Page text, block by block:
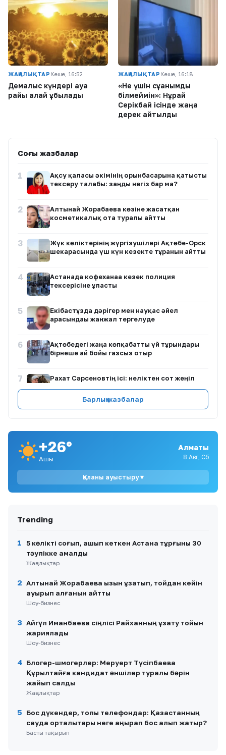
ЖАҢАЛЫҚТАР Кеше, 16:52
Демалыс күндері ауа
райы қалай құбылады
ЖАҢАЛЫҚТАР Кеше, 16:18
«Не үшін сұққанымды
білмеймін»: Нұрай
Серікбай ісінде жаңа
дерек айтылды
Соңғы жазбалар
1
Ақсу қаласы әкімінің орынбасарына қатысты
тексеру талабы: заңды негіз бар ма?
2
Алтынай Жорабаева көзіне жасатқан
косметикалық ота туралы айтты
3
Жүк көліктерінің жүргізушілері Ақтөбе-Орск
шекарасында үш күн кезекте тұрғанын айтты
4
Астанада кофеханаға кезек полиция
тексерісіне ұласты
5
Екібастұзда дәрігер мен науқас әйел
арасындағы жанжал тергелуде
6
Ақтөбедегі жаңа көпқабатты үй тұрғындары
бірнеше ай бойы газсыз отыр
7
Рахат Сәрсеновтің ісі: неліктен сот жеңіл
8
БАӘ ОПЕК-тен шығып, мұнай өндіруді арттыру
9
Нұрлан имам: «Харам ба?» — музыка мен
діннің арақатынасы туралы пікір
Армения премьер-министрі ЕАЭО-ны сынға
Барлық жазбалар
+26°
Ашық
Алматы
8 Авг, Сб
Қаланы ауыстыру ▾
Trending
1
5 көлікті соғып, қашып кеткен Астана тұрғыны 30
тәулікке қамалды
Жаңалықтар
2 Алтынай Жорабаева қызын ұзатып, тойдан кейін
ауырып қалғанын айтты
Шоу-бизнес
3 Айгүл Иманбаева сіңлісі Райханның ұзату тойын
жариялады
Шоу-бизнес
4 Блогер-шмогерлер: Меруерт Түсіпбаева
Құрылтайға кандидат әншілер туралы бәрін
жайып салды
Жаңалықтар
5
Бос дүкендер, толы телефондар: Қазақстанның
сауда орталықтары неге қаңырап бос қалып жатыр?
Басты тақырып